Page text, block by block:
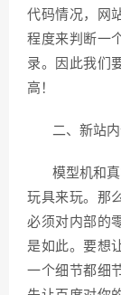
代码情况，网
程度来判断一
录。因此我们
高！
二、新站内
模型机和真
玩具来玩。那
必须对内部的
是如此。要想
一个细节都细